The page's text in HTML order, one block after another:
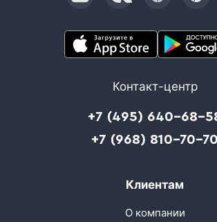
Контакт-центр
+7 (495) 640-68-
+7 (968) 810-70-70
Клиентам
О компании